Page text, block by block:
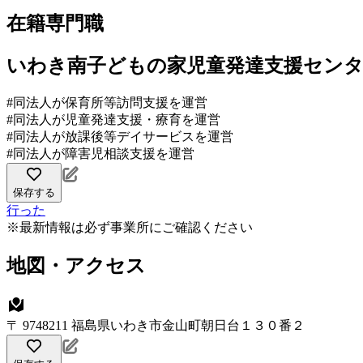
在籍専門職
いわき南子どもの家児童発達支援セン
#同法人が保育所等訪問支援を運営
#同法人が児童発達支援・療育を運営
#同法人が放課後等デイサービスを運営
#同法人が障害児相談支援を運営
保存する
行った
※最新情報は必ず事業所にご確認ください
地図・アクセス
〒 9748211 福島県いわき市金山町朝日台１３０番２